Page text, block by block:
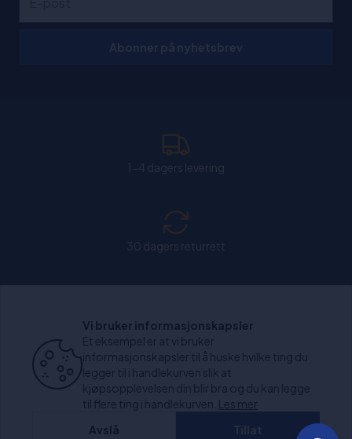
Chat: Åpen alle hverdager fra kl. 11:00-15:30.
+1000 anmeldelser
Vi bruker informasjonskapsler
Et eksempel er at vi bruker
informasjonskapsler til å huske hvilke ting du
legger til i handlekurven slik at
kjøpsopplevelsen din blir bra og du kan legge
til flere ting i handlekurven. Les mer
Avslå